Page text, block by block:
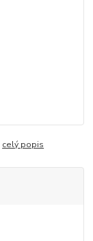
celý popis